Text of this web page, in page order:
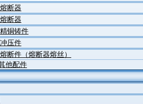
断器
断器
铜铸件
压件
断件（熔断器熔丝）
他配件